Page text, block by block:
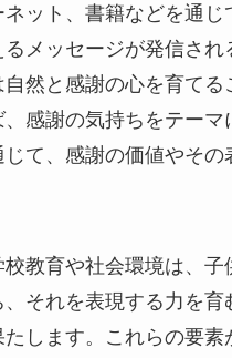
ネット、書籍などを通じ
メッセージが発信され
然と感謝の心を育てる
、感謝の気持ちをテーマ
て、感謝の価値やその
校教育や社会環境は、子
それを表現する力を育
します。これらの要素